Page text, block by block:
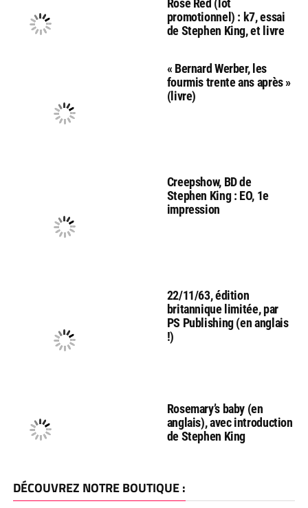
Rose Red (lot
promotionnel) : k7, essai
de Stephen King, et livre
« Bernard Werber, les
fourmis trente ans après »
(livre)
Creepshow, BD de
Stephen King : EO, 1e
impression
22/11/63, édition
britannique limitée, par
PS Publishing (en anglais
!)
Rosemary’s baby (en
anglais), avec introduction
de Stephen King
DÉCOUVREZ NOTRE BOUTIQUE :